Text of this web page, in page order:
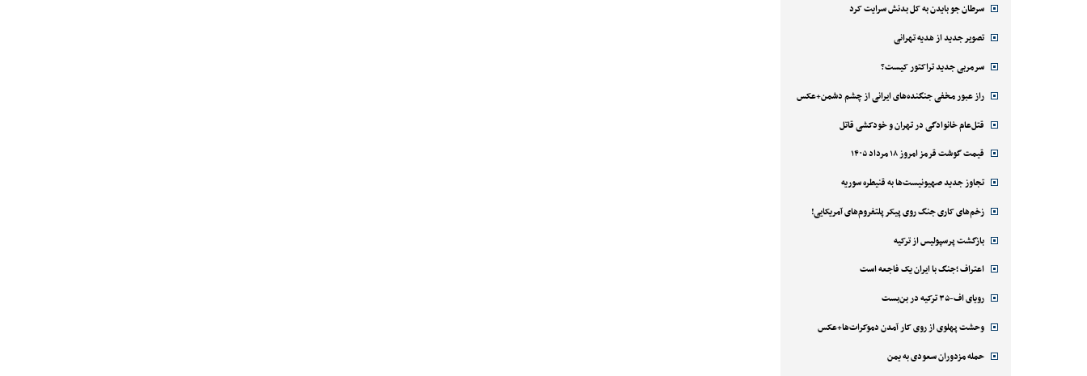
سرطان جو بایدن به کل بدنش سرایت کرد
تصویر جدید از هدیه تهرانی
سرمربی جدید تراکتور کیست؟
راز عبور مخفی جنگنده‌های ایرانی از چشم دشمن+عکس
قتل‌‌عام خانوادگی در تهران و خودکشی قاتل
قیمت گوشت قرمز امروز ۱۸ مرداد ۱۴۰۵
تجاوز جدید صهیونیست‌ها به قنیطره سوریه
زخم‌های کاری جنگ روی پیکر پلتفروم‌های آمریکایی!
بازگشت پرسپولیس از ترکیه
اعتراف ؛جنگ با ایران یک فاجعه است
رویای اف-۳۵ ترکیه در بن‌بست
وحشت پهلوی از روی کار آمدن دموکرات‌ها+عکس
حمله مزدوران سعودی به یمن